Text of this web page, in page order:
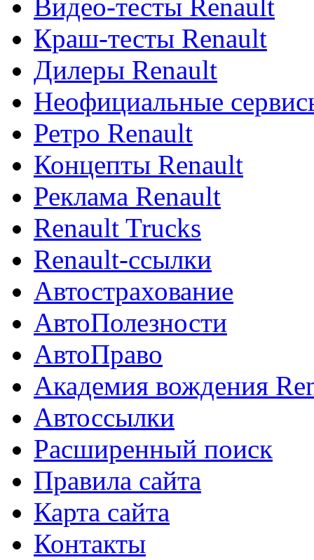
Видео-тесты Renault
Краш-тесты Renault
Дилеры Renault
Неофициальные
Ретро Renault
Концепты Renault
Реклама Renault
Renault Trucks
Renault-ссылки
Автострахование
АвтоПолезности
АвтоПраво
Академия вождения
Автоссылки
Расширенный поиск
Правила сайта
Карта сайта
Контакты